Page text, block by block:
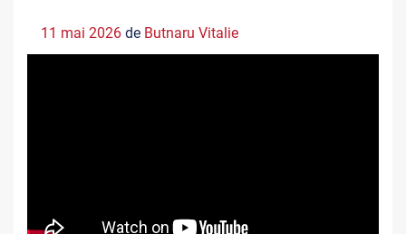
11 mai 2026 de Butnaru Vitalie